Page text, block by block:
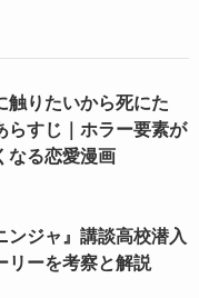
触りたいから死にた
らすじ｜ホラー要素が
なる恋愛漫画
ンジャ』講談高校潜入
リーを考察と解説